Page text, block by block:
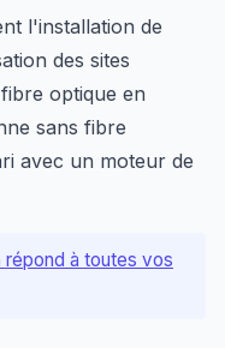
l'installation de
des sites
optique en
sans fibre
avec un moteur de
répond à toutes vos